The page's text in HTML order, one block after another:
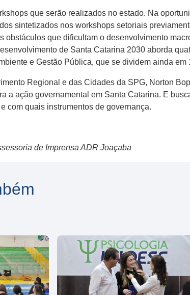
que serão realizados no estado. Na
sintetizados nos workshops setoriais
obstáculos que dificultam o desenvolvimento
de Santa Catarina 2030 aborda
e Gestão Pública, que se dividem ainda
Regional e das Cidades da SPG, Norton
a ação governamental em Santa Catarina. E
com quais instrumentos de governança.
de Imprensa ADR Joaçaba